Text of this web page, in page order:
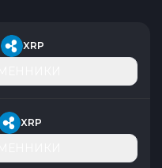
XRP
XRP